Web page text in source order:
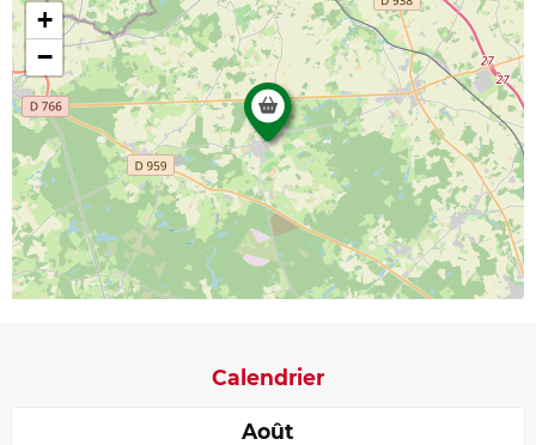
+
−
Calendrier
Août